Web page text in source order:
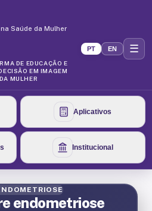
Saúde da Mulher
DE EDUCAÇÃO E
EM IMAGEM
DA MULHER
PT EN ☰
Aplicativos
Institucional
endometriose